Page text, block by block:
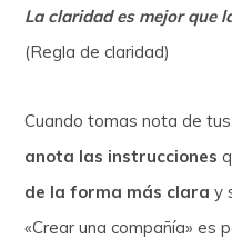
La claridad es mejor que
(Regla de claridad)
Cuando tomas nota de
anota las instrucciones
de la forma más clara y
«Crear una compañía» es